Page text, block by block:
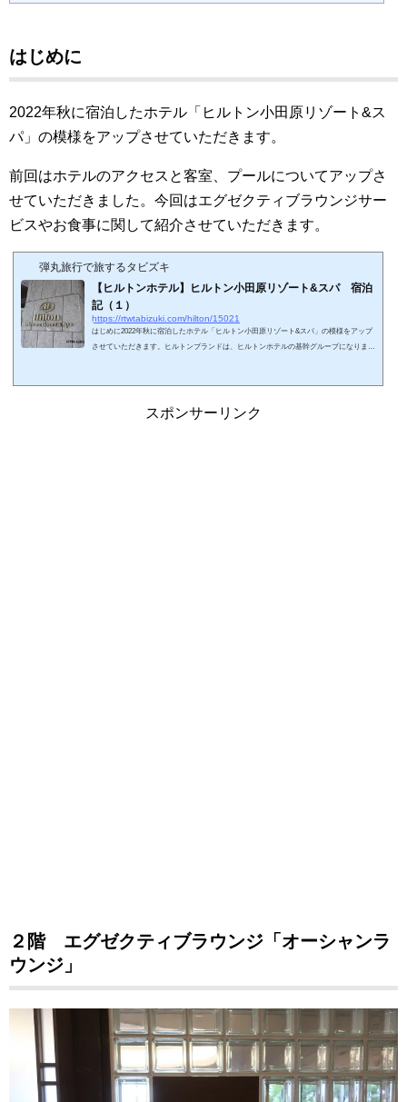
はじめに
2022年秋に宿泊したホテル「ヒルトン小田原リゾート&ス
パ」の模様をアップさせていただきます。
前回はホテルのアクセスと客室、プールについてアップさ
せていただきました。今回はエグゼクティブラウンジサー
ビスやお食事に関して紹介させていただきます。
弾丸旅行で旅するタビズキ
【ヒルトンホテル】ヒルトン小田原リゾート&スパ 宿泊
記（１）
https://rtwtabizuki.com/hilton/15021
はじめに2022年秋に宿泊したホテル「ヒルトン小田原リゾート&スパ」の模様をアップ
させていただきます。ヒルトンブランドは、ヒルトンホテルの基幹グループになりま
ルはヒルトン直営用のようです。2023年9月に森トラスト・ホテルズ&リゾーツの傘下
スポンサーリンク
２階 エグゼクティブラウンジ「オーシャンラ
ウンジ」